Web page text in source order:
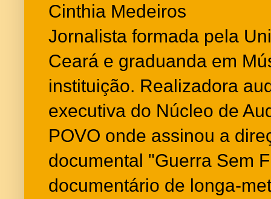
Cinthia Medeiros
Jornalista formada pela
Ceará e graduanda em
instituição. Realizadora
executiva do Núcleo de
POVO onde assinou a
documental "Guerra Sem
documentário de longa-